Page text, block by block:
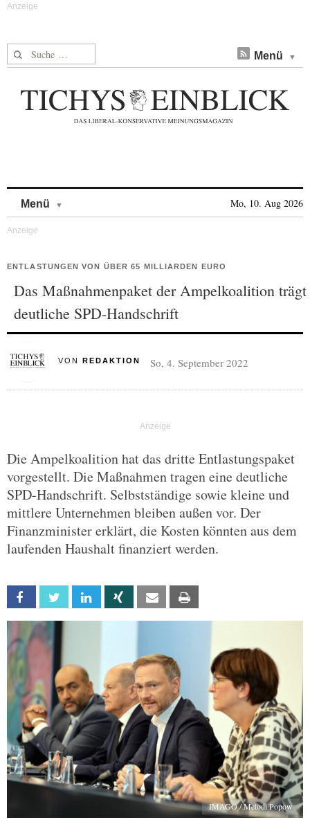
Suche nach: Menü
Menü Mo, 10. Aug 2026
ENTLASTUNGEN VON ÜBER 65 MILLIARDEN EURO
Das Maßnahmenpaket der Ampelkoalition trägt
deutliche SPD-Handschrift
VON REDAKTION So, 4. September 2022
Die Ampelkoalition hat das dritte Entlastungspaket
vorgestellt. Die Maßnahmen tragen eine deutliche
SPD-Handschrift. Selbstständige sowie kleine und
mittlere Unternehmen bleiben außen vor. Der
Finanzminister erklärt, die Kosten könnten aus dem
laufenden Haushalt finanziert werden.
Facebook Twitter Linkedin Xing Email
IMAGO / Metodi Popow